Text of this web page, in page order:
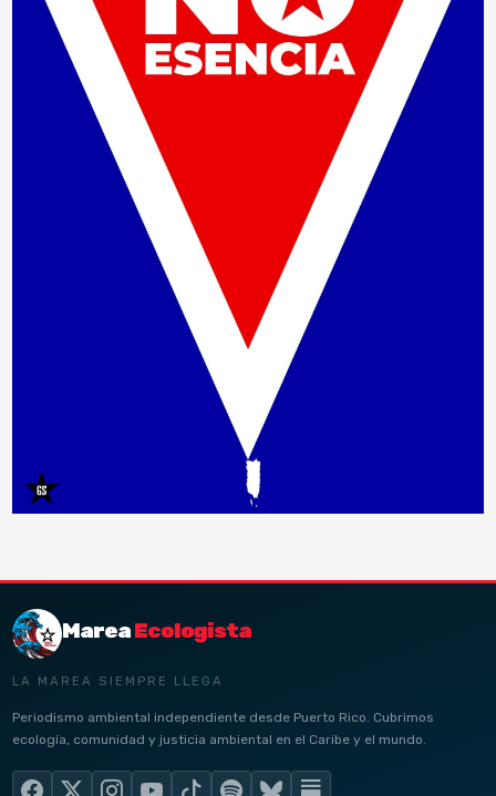
MareaEcologista
LA MAREA SIEMPRE LLEGA
Periodismo ambiental independiente desde Puerto Rico. Cubrimos
ecología, comunidad y justicia ambiental en el Caribe y el mundo.